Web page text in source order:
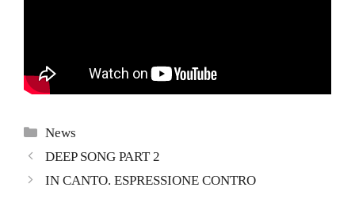
Categorie
News
DEEP SONG PART 2
IN CANTO. ESPRESSIONE CONTRO